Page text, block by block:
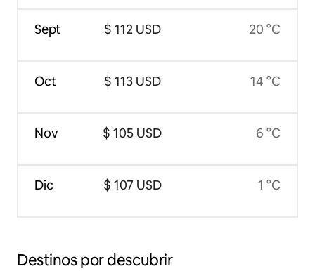
Sept
Oct
Nov
Dic
$ 112 USD
$ 113 USD
$ 105 USD
$ 107 USD
20 °C
14 °C
6 °C
1 °C
Destinos por descubrir